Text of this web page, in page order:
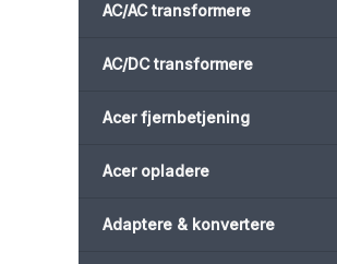
AC/AC transformere
AC/DC transformere
Acer fjernbetjening
Acer opladere
Adaptere & konvertere